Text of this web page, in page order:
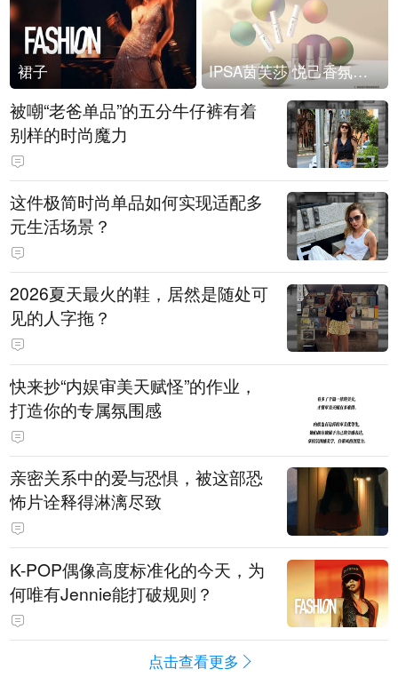
裙子 IPSA茵芙莎 悦己香氛凝露上市
被嘲“老爸单品”的五分牛仔裤有着
别样的时尚魔力
这件极简时尚单品如何实现适配多
元生活场景？
2026夏天最火的鞋，居然是随处可
见的人字拖？
快来抄“内娱审美天赋怪”的作业，
打造你的专属氛围感
亲密关系中的爱与恐惧，被这部恐
怖片诠释得淋漓尽致
K-POP偶像高度标准化的今天，为
何唯有Jennie能打破规则？
点击查看更多